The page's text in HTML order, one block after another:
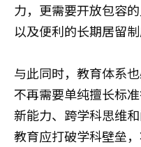
力，更需要开放包容
以及便利的长期居留制
与此同时，教育体系
不再需要单纯擅长标
新能力、跨学科思维
教育应打破学科壁垒